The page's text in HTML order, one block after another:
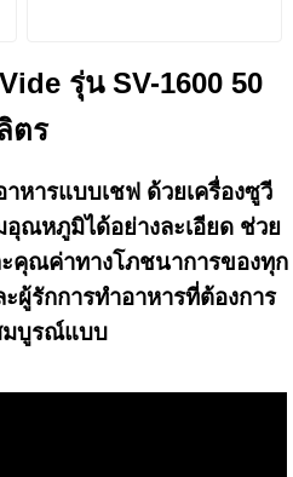
รุ่น SV-1600 50
ตร
หารแบบเชฟ ด้วยเครื่องซูวี
ณหภูมิได้อย่างละเอียด ช่วย
คุณค่าทางโภชนาการของทุก
ผู้รักการทำอาหารที่ต้องการ
มบูรณ์แบบ